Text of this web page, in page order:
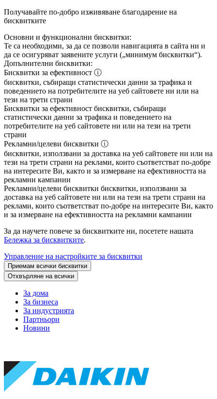
Получавайте по-добро изживяване благодарение на
бисквитките
Основни и функционални бисквитки:
Те са необходими, за да се позволи навигацията в сайта ни и
да се осигуряват заявените услуги („минимум бисквитки“).
Допълнителни бисквитки:
Бисквитки за ефективност ⓘ
бисквитки, събиращи статистически данни за трафика и
поведението на потребителите на уеб сайтовете ни или на
тези на трети страни
Бисквитки за ефективност бисквитки, събиращи
статистически данни за трафика и поведението на
потребителите на уеб сайтовете ни или на тези на трети
страни
Рекламни/целеви бисквитки ⓘ
бисквитки, използвани за доставка на уеб сайтовете ни или на
тези на трети страни на реклами, които съответстват по-добре
на интересите Ви, както и за измерване на ефективността на
рекламни кампании
Рекламни/целеви бисквитки бисквитки, използвани за
доставка на уеб сайтовете ни или на тези на трети страни на
реклами, които съответстват по-добре на интересите Ви, както
и за измерване на ефективността на рекламни кампании
За да научете повече за бисквитките ни, посетете нашата
Бележка за бисквитките.
Управление на настройките за бисквитки
Приемам всички бисквитки
Отхвърляне на всички
За дома
За бизнеса
За индустрията
Партньори
Новини